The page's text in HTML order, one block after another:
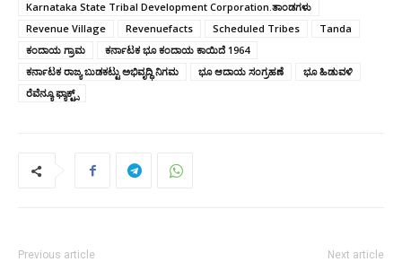
Karnataka State Tribal Development Corporation.ತಾಂಡಗಳು
Revenue Village
Revenuefacts Scheduled Tribes
Tanda
ಕಂದಾಯ ಗ್ರಾಮ
ಕರ್ನಾಟಕ ಭೂ ಕಂದಾಯ ಕಾಯಿದೆ 1964
ಕರ್ನಾಟಕ ರಾಜ್ಯ ಬುಡಕಟ್ಟು ಅಭಿವೃದ್ಧಿ ನಿಗಮ
ಭೂ ಆದಾಯ ಸಂಗ್ರಹಣೆ
ಭೂ ಹಿಡುವಳಿ
ರೆವೆನ್ಯೂ ಫ್ಯಾಕ್ಟ್ಸ್
Previous article Next article